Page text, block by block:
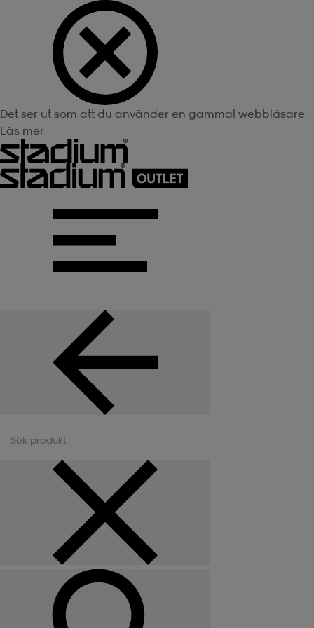
Det ser ut som att du använder en gammal webbläsare
Läs mer